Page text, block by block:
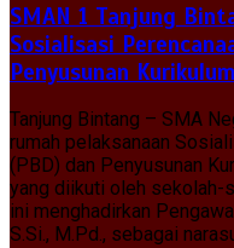
SMAN 1 Tanjung
Sosialisasi
Penyusunan
Tanjung Bintang – SMA
rumah pelaksanaan
(PBD) dan Penyusunan
yang diikuti oleh sekolah-
ini menghadirkan
S.Si., M.Pd., sebagai